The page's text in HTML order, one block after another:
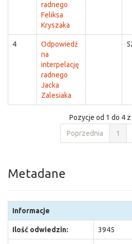
radnego
Feliksa
Kryszaka
4
Odpowiedź
na
interpelację
radnego
Jacka
Zalesiaka
Pozycje od 1 do 4 z
Poprzednia
1
Metadane
Informacje
Ilość odwiedzin: 3945